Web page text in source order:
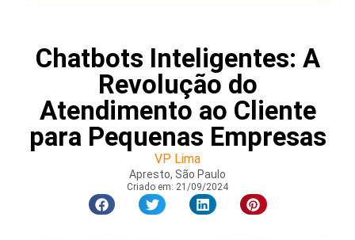
Chatbots Inteligentes: A
Revolução do
Atendimento ao Cliente
para Pequenas Empresas
VP Lima
Apresto, São Paulo
Criado em: 21/09/2024